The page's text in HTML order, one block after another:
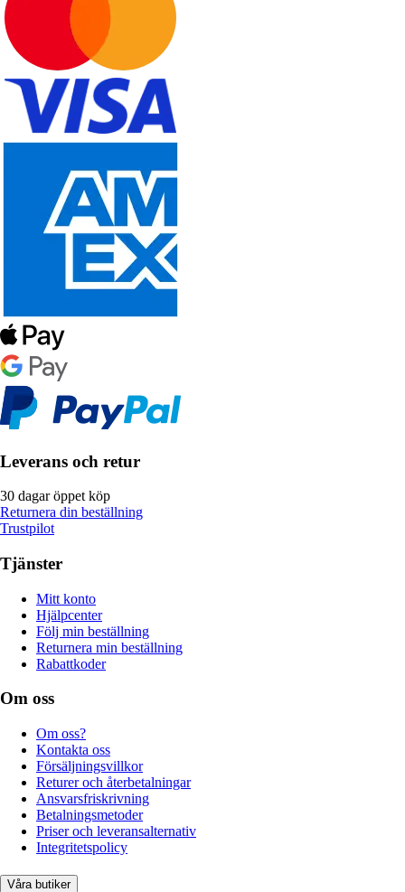
Leverans och retur
30 dagar öppet köp
Returnera din beställning
Trustpilot
Tjänster
Mitt konto
Hjälpcenter
Följ min beställning
Returnera min beställning
Rabattkoder
Om oss
Om oss?
Kontakta oss
Försäljningsvillkor
Returer och återbetalningar
Ansvarsfriskrivning
Betalningsmetoder
Priser och leveransalternativ
Integritetspolicy
Våra butiker